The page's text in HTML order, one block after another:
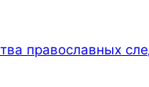
торжественное